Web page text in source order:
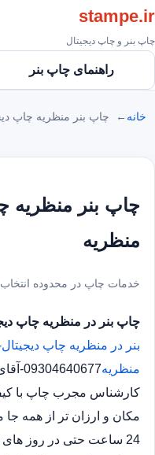
stampe.ir
چاپ بنر و چاپ دیجیتال
راهنمای چاپ بنر
خانه چاپ بنر منظریه چاپ
چاپ بنر منظریه
منظریه
خدمات چاپ در محدوده
چاپ بنر در منظریه چاپ
بنر در منظریه چاپ
منظریه
کارشناس مجرب چاپ با
مکان و ارزان تر از همه
24 ساعت حتی در روز